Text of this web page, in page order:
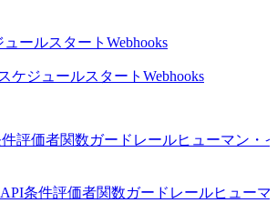
ュールスタート Webhooks
スケジュールスタート Webhooks
評価者関数ガードレールヒューマン・
API条件評価者関数ガードレールヒュー